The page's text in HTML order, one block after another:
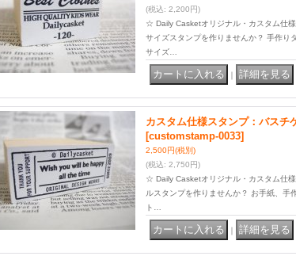
(税込: 2,200円)
☆ Daily Casketオリジナル・カスタム仕
サイズスタンプを作りませんか？ 手作り
サイズ…
｜
カスタム仕様スタンプ：バスチ
[customstamp-0033]
2,500円(税別)
(税込: 2,750円)
☆ Daily Casketオリジナル・カスタム仕
ルスタンプを作りませんか？ お手紙、
ト…
｜